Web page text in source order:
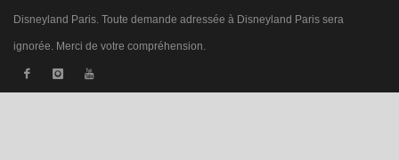
Disneyland Paris. Toute demande adressée à Disneyland Paris sera
ignorée. Merci de votre compréhension.